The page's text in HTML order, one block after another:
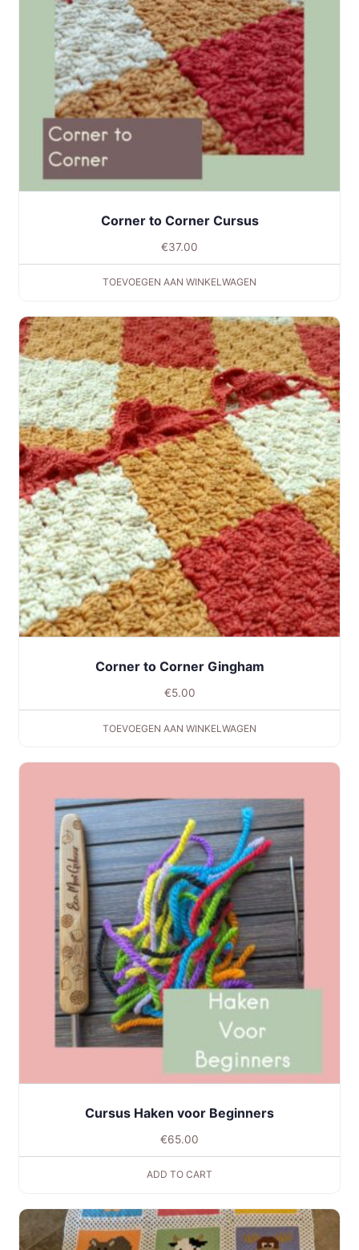
Corner to Corner Cursus
€37.00
TOEVOEGEN AAN WINKELWAGEN
Corner to Corner Gingham
€5.00
TOEVOEGEN AAN WINKELWAGEN
Cursus Haken voor Beginners
€65.00
ADD TO CART